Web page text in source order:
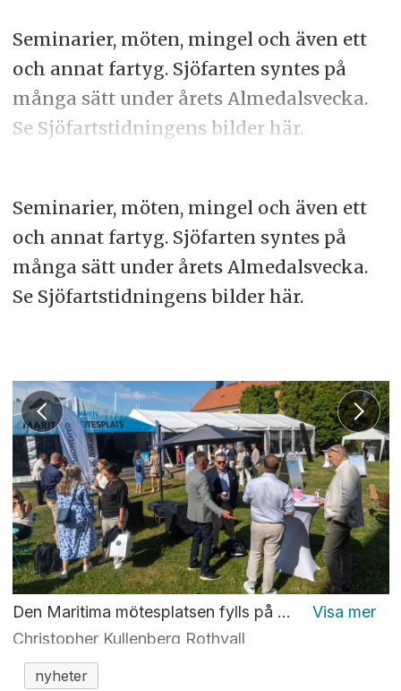
Seminarier, möten, mingel och även ett
och annat fartyg. Sjöfarten syntes på
många sätt under årets Almedalsvecka.
Se Sjöfartstidningens bilder här.
Seminarier, möten, mingel och även ett
och annat fartyg. Sjöfarten syntes på
många sätt under årets Almedalsvecka.
Se Sjöfartstidningens bilder här.
Den Maritima mötesplatsen fylls på under tisdagsmorgonen.
Christopher Kullenberg Rothvall
nyheter